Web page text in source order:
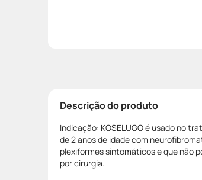
Descrição do produto
Indicação: KOSELUGO é usado no
de 2 anos de idade com
plexiformes sintomáticos e que não
por cirurgia.